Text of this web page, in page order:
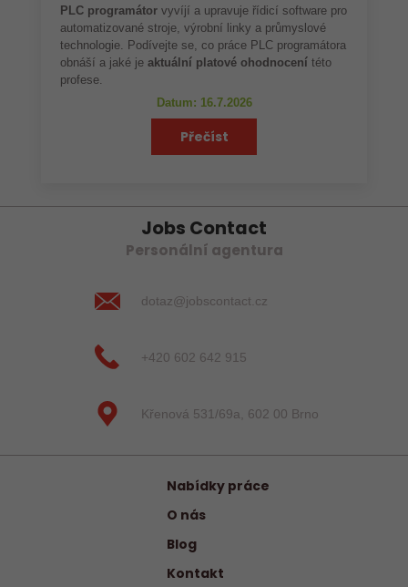
PLC programátor vyvíjí a upravuje řídicí software pro
automatizované stroje, výrobní linky a průmyslové
technologie. Podívejte se, co práce PLC programátora
obnáší a jaké je aktuální platové ohodnocení této
profese.
Datum: 16.7.2026
Přečíst
Jobs Contact
Personální agentura
dotaz@jobscontact.cz
+420 602 642 915
Křenová 531/69a, 602 00 Brno
Nabídky práce
O nás
Blog
Kontakt